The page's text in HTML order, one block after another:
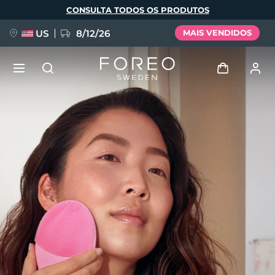
principal
CONSULTA TODOS OS PRODUTOS
US 8/12/26 MAIS VENDIDOS
Perfil de usuário
Meus aparelhos
Meus pedidos
Meus endereços
As minhas subscrições
NOVIDADE
FAQ™ Pure Beauty-Tech Elixir
BREAKING NEWS
issa™ Teeth Whitening Set
Idioma
English Deutsch
Español
Français
Italiano
Português
Polski
Svenska
Русский
Türkçe
简体中文 繁體中文